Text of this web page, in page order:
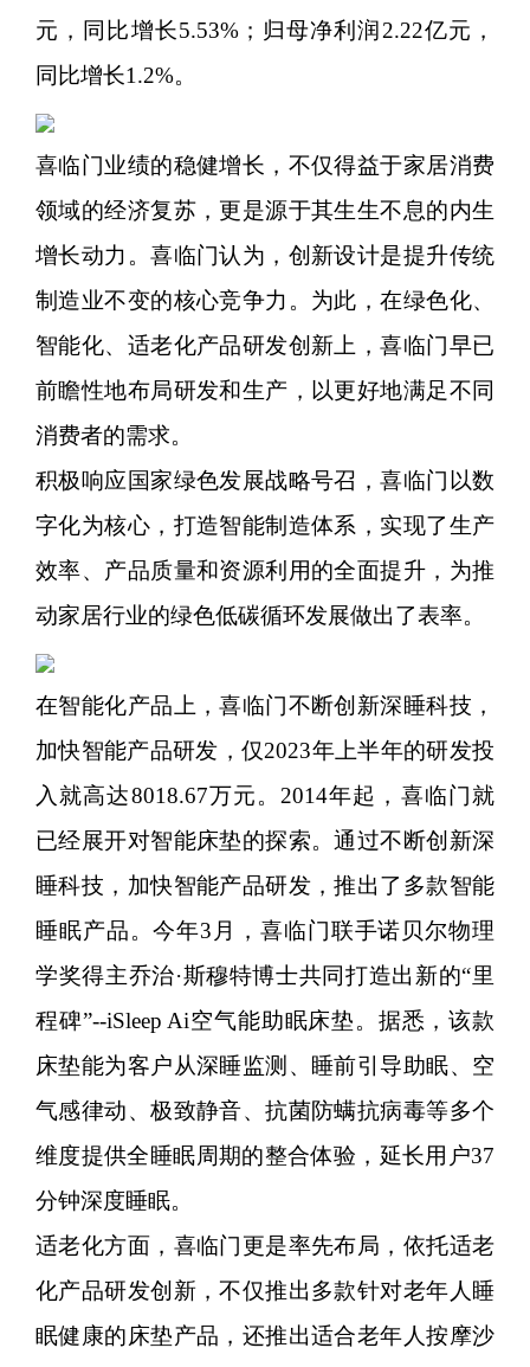
元，同比增长5.53%；归母净利润2.22亿元，
同比增长1.2%。
喜临门业绩的稳健增长，不仅得益于家居消费
领域的经济复苏，更是源于其生生不息的内生
增长动力。喜临门认为，创新设计是提升传统
制造业不变的核心竞争力。为此，在绿色化、
智能化、适老化产品研发创新上，喜临门早已
前瞻性地布局研发和生产，以更好地满足不同
消费者的需求。
积极响应国家绿色发展战略号召，喜临门以数
字化为核心，打造智能制造体系，实现了生产
效率、产品质量和资源利用的全面提升，为推
动家居行业的绿色低碳循环发展做出了表率。
在智能化产品上，喜临门不断创新深睡科技，
加快智能产品研发，仅2023年上半年的研发投
入就高达8018.67万元。2014年起，喜临门就
已经展开对智能床垫的探索。通过不断创新深
睡科技，加快智能产品研发，推出了多款智能
睡眠产品。今年3月，喜临门联手诺贝尔物理
学奖得主乔治·斯穆特博士共同打造出新的“里
程碑”--iSleep Ai空气能助眠床垫。据悉，该款
床垫能为客户从深睡监测、睡前引导助眠、空
气感律动、极致静音、抗菌防螨抗病毒等多个
维度提供全睡眠周期的整合体验，延长用户37
分钟深度睡眠。
适老化方面，喜临门更是率先布局，依托适老
化产品研发创新，不仅推出多款针对老年人睡
眠健康的床垫产品，还推出适合老年人按摩沙